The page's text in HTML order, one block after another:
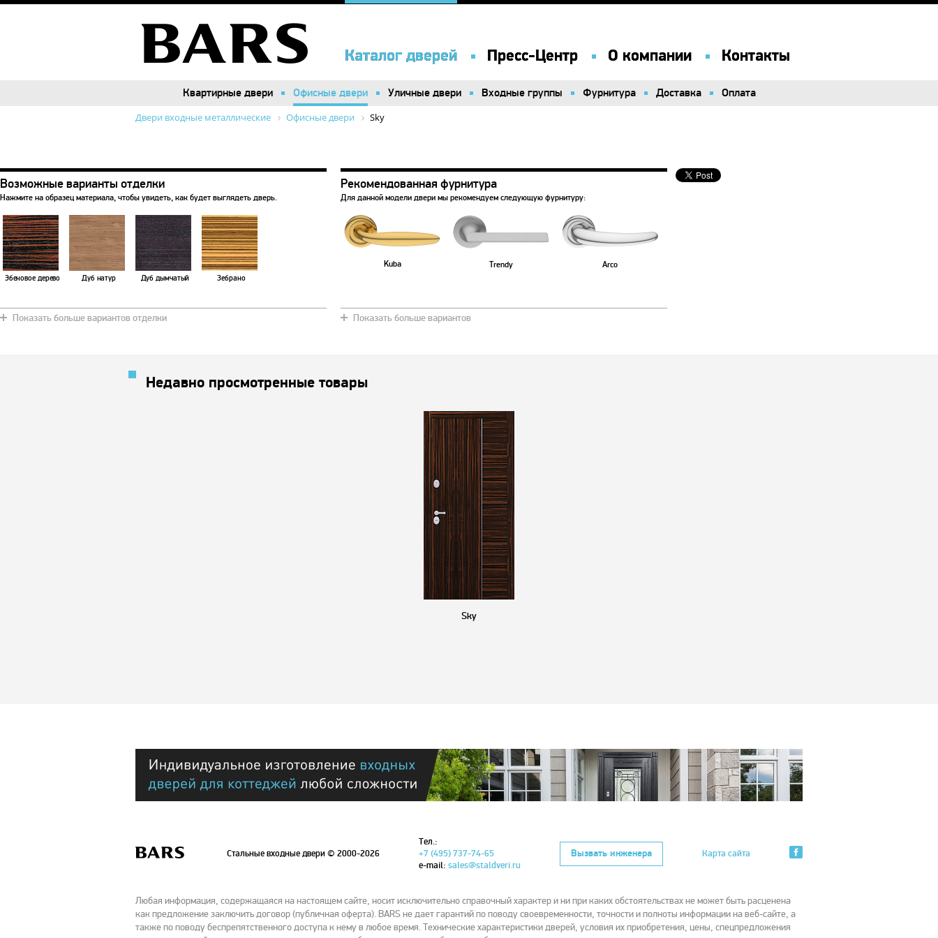
Каталог дверей Пресс-Центр О компании Контакты
Каталог дверей Пресс-Центр О компании Контакты
Квартирные двери Офисные двери Уличные двери Входные группы Фурнитура Доставка Оплата
Квартирные двери Офисные двери Уличные двери Входные группы Фурнитура Доставка Оплата
Двери входные металлические Офисные двери Sky
Возможные варианты отделки
Нажмите на образец материала, чтобы увидеть, как будет выглядеть дверь.
Эбеновое дерево Дуб натур Дуб дымчатый Зебрано
Показать больше вариантов отделки
Рекомендованная фурнитура
Для данной модели двери мы рекомендуем следующую фурнитуру:
Kuba Trendy Arco
Показать больше вариантов
Недавно просмотренные товары
Sky
Стальные входные двери© 2000-2026
Тел.:
+7 (495) 737-74-65
e-mail: sales@staldveri.ru
Вызвать инженера Карта сайта
Любая информация, содержащаяся на настоящем сайте, носит исключительно справочный характер и ни при каких обстоятельствах не может быть расценена
как предложение заключить договор (публичная оферта). BARS не дает гарантий по поводу своевременности, точности и полноты информации на веб-сайте, а
также по поводу беспрепятственного доступа к нему в любое время. Технические характеристики дверей, условия их приобретения, цены, спецпредложения